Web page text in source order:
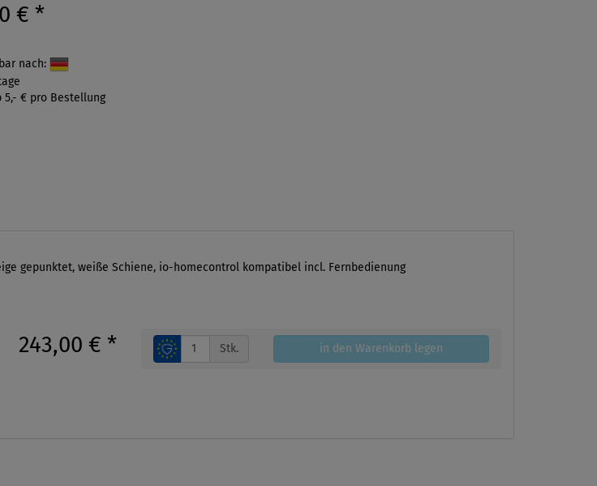
€ *
nach:
5,- € pro Bestellung
gepunktet, weiße Schiene, io-homecontrol kompatibel incl. Fernbedienung
243,00 € * Stk. in den Warenkorb legen